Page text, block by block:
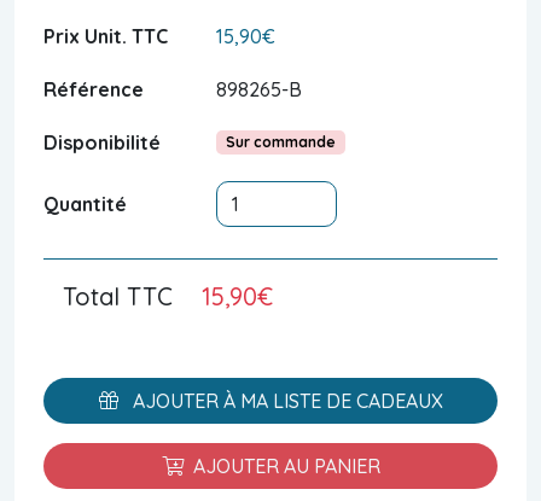
Prix Unit. TTC 15,90€
Référence 898265-B
Disponibilité Sur commande
Quantité
Total TTC 15,90€
AJOUTER À MA LISTE DE CADEAUX
AJOUTER AU PANIER